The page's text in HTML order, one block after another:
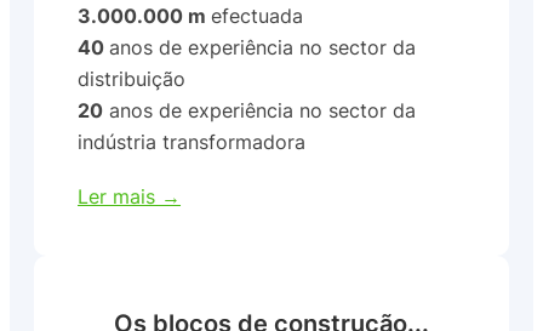
3.000.000 mefectuada
40anos de experiência no sector da
distribuição
20 anos de experiência no sector da
indústria transformadora
Ler mais →
Os blocos de construção...